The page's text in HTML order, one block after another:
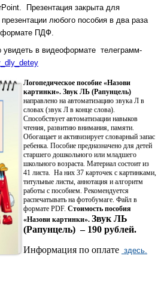
Презентация закрыта для
любого пособия в два раза
формате ПДФ.
увидеть в видеоформате телеграмм-
Логопедическое пособие «Назови
картинки». Звук ЛЬ (Рапунцель)
направлено на автоматизацию звука Л в
словах (звук Л в конце слова).
Способствует автоматизации навыков
чтения, развитию внимания, памяти.
Обогащает и активизирует словарный запас
ребенка. Пособие предназначено для детей
старшего дошкольного или младшего
школьного возраста. Материал состоит из
41 листа. На них 37 карточек с картинками,
титульные листы, аннотация и алгоритм
работы с пособием. Рекомендуется
распечатывать на фотобумаге. Файл в
формате PDF. Стоимость пособия
«Назови картинки». Звук ЛЬ
(Рапунцель) – 190 рублей.
Информация по оплате здесь.